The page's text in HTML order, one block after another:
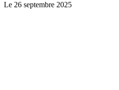
Le 26 septembre 2025